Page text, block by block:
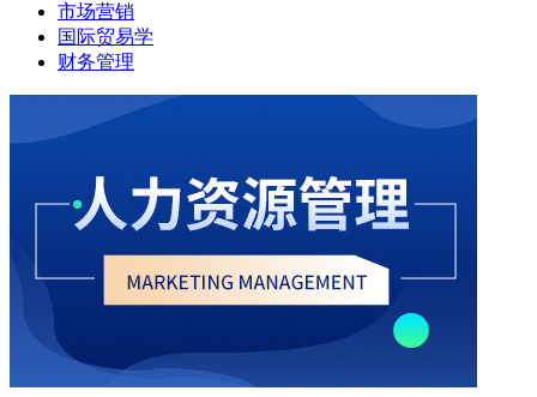
市场营销
国际贸易学
财务管理